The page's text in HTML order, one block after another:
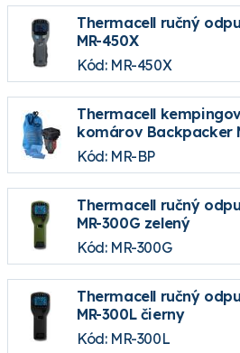
Thermacell ručný
MR-450X
Kód: MR-450X
Thermacell
komárov Backpacker
Kód: MR-BP
Thermacell ručný
MR-300G zelený
Kód: MR-300G
Thermacell ručný
MR-300L čierny
Kód: MR-300L